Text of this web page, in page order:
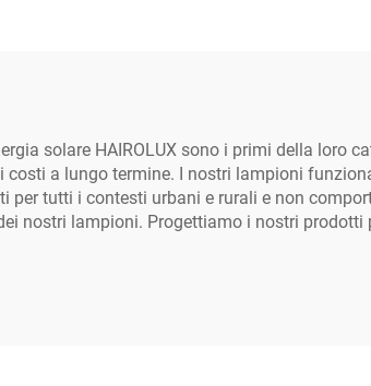
solare HAIROLUX sono i primi della
costi a lungo termine. I nostri lampioni
per tutti i contesti urbani e rurali e non
nostri lampioni. Progettiamo i nostri